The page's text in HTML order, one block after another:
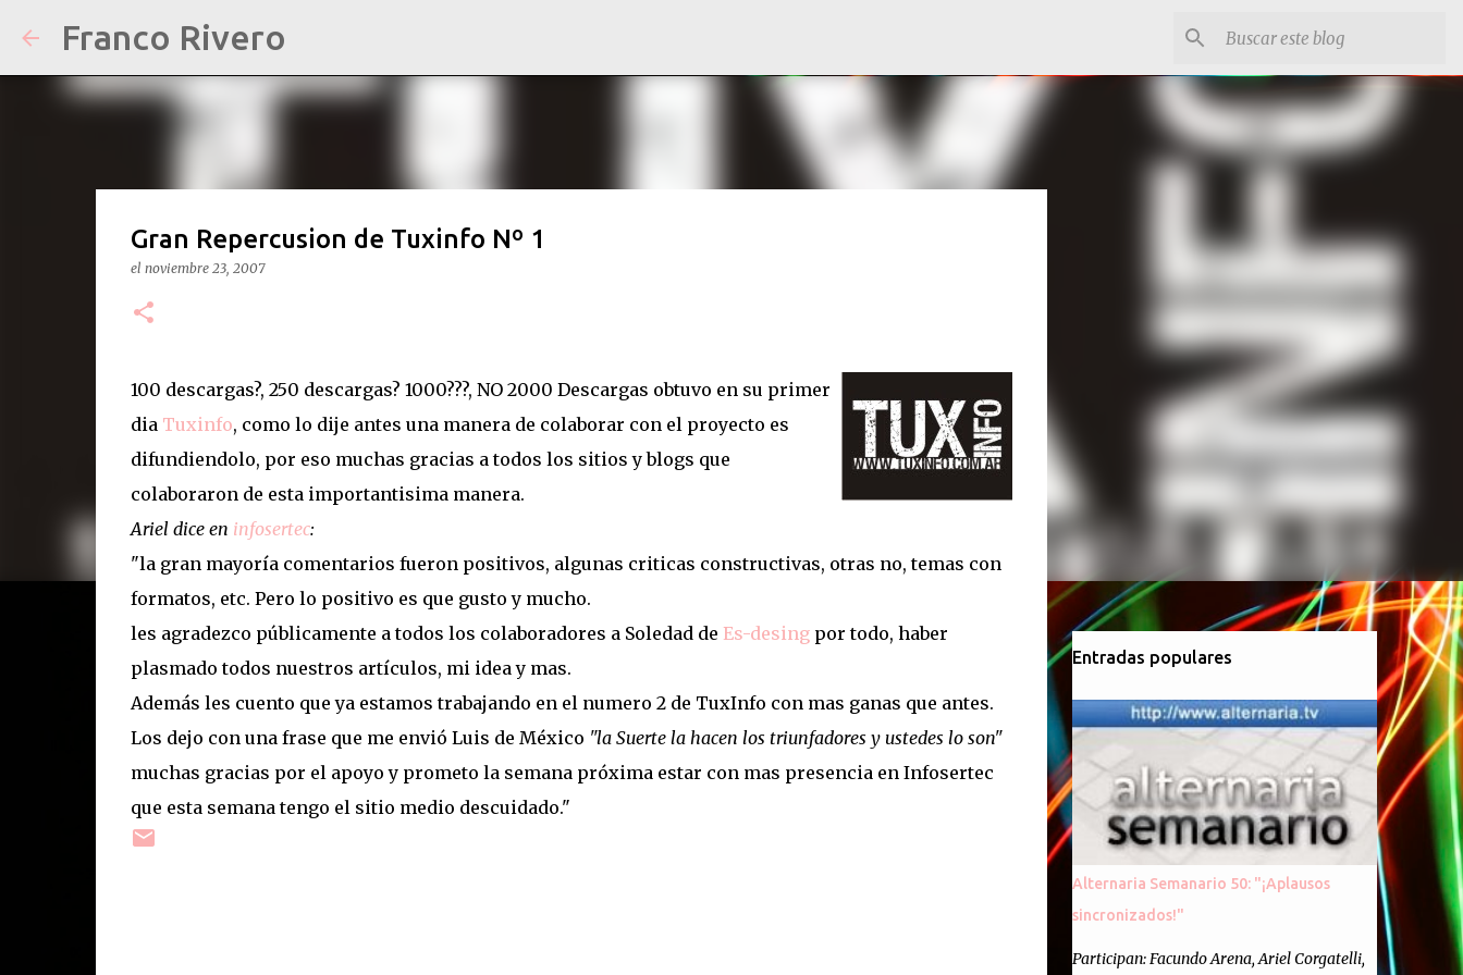
Franco Rivero
Gran Repercusion de Tuxinfo Nº 1
el noviembre 23, 2007
100 descargas?, 250 descargas? 1000???, NO 2000 Descargas obtuvo en su primer
diaTuxinfo, como lo dije antes una manera de colaborar con el proyecto es
difundiendolo, por eso muchas gracias a todos los sitios y blogs que
colaboraron de esta importantisima manera.
Ariel dice en infosertec:
"la gran mayoría comentarios fueron positivos, algunas criticas constructivas, otras no, temas con
formatos, etc. Pero lo positivo es que gusto y mucho.
les agradezco públicamente a todos los colaboradores a Soledad de Es-desingpor todo, haber
plasmado todos nuestros artículos, mi idea y mas.
Además les cuento que ya estamos trabajando en el numero 2 de TuxInfo con mas ganas que antes.
Los dejo con una frase que me envió Luis de México "la Suerte la hacen los triunfadores y ustedes lo son"
muchas gracias por el apoyo y prometo la semana próxima estar con mas presencia en Infosertec
que esta semana tengo el sitio medio descuidado."
Entradas populares
Alternaria Semanario 50: "¡Aplausos
sincronizados!"
Participan: Facundo Arena, Ariel Corgatelli,